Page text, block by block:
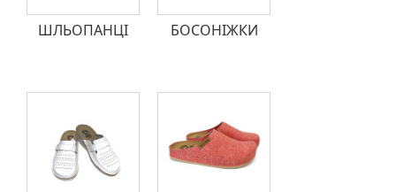
ШЛЬОПАНЦІ БОСОНІЖКИ